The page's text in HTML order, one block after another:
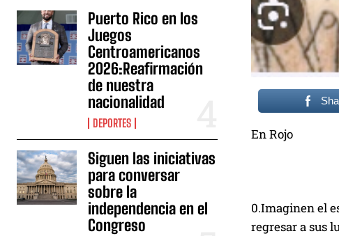
Puerto Rico en los
Juegos
Centroamericanos
2026:Reafirmación
de nuestra
nacionalidad
DEPORTES
Siguen las iniciativas
para conversar
sobre la
independencia en el
Congreso
En Rojo
0.Imaginen el
regresar a sus